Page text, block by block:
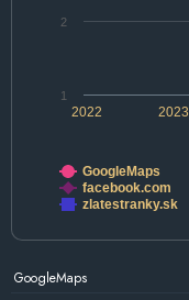
2022 2023
1
2
GoogleMaps
facebook.com
zlatestranky.sk
GoogleMaps